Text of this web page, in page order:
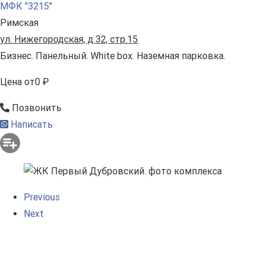
МФК "3215"
Римская
ул. Нижегородская, д.32, стр.15
Бизнес. Панельный. White box. Наземная парковка.
Цена от0 ₽
Позвонить
Написать
Previous
Next